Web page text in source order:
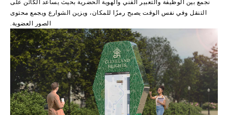
نجمع بين الوظيفة والتعبير الفني والهوية الحضرية بحيث يساعد الكائن على
التنقل وفي نفس الوقت يصبح رمزًا للمكان، ويزين الشوارع ويجمع محتوى
الصور العضوية.